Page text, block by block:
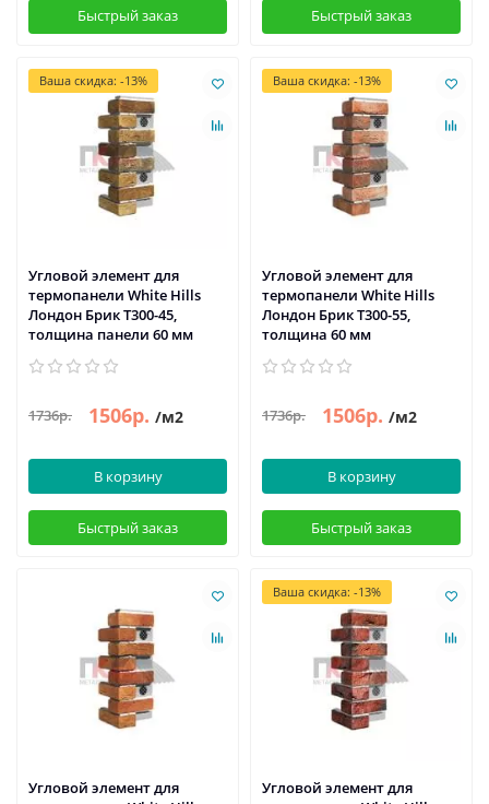
Быстрый заказ Быстрый заказ
Ваша скидка: -13%
Угловой элемент для
термопанели White Hills
Лондон Брик Т300-45,
толщина панели 60 мм
1736р. 1506р. /м2
В корзину
Быстрый заказ
Ваша скидка: -13%
Угловой элемент для
термопанели White Hills
Лондон Брик Т300-55,
толщина 60 мм
1736р. 1506р. /м2
В корзину
Быстрый заказ
Угловой элемент для
Ваша скидка: -13%
Угловой элемент для